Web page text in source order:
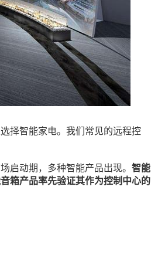
择智能家电。我们常见的远程控
启动期，多种智能产品出现。 智能
箱产品率先验证其作为控制中心的